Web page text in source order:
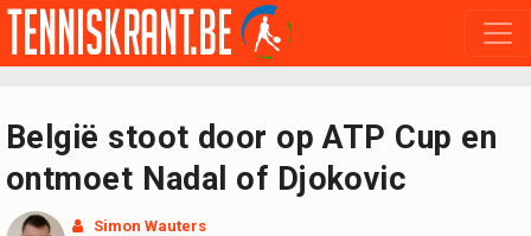
België stoot door op ATP Cup en
ontmoet Nadal of Djokovic
Simon Wauters